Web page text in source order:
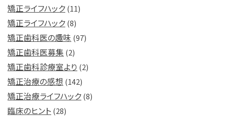
矯正ライフハック(11)
矯正ライフハック(8)
矯正歯科医の趣味 (97)
矯正歯科医募集 (2)
矯正歯科診療室より (2)
矯正治療の感想 (142)
矯正治療ライフハック(8)
臨床のヒント(28)